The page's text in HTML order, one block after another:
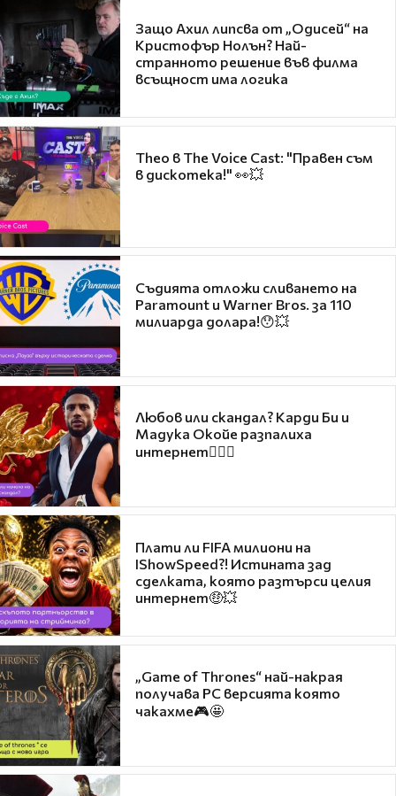
Защо Ахил липсва от „Одисей“ на
Кристофър Нолън? Най-
странното решение във филма
всъщност има логика
Theo в The Voice Cast: "Правен съм
в дискотека!" 👀💥
Съдията отложи сливането на
Paramount и Warner Bros. за 110
милиарда долара!😯💥
Любов или скандал? Карди Би и
Мадука Окойе разпалиха
интернет❤️‍🔥🔥
Плати ли FIFA милиони на
IShowSpeed?! Истината зад
сделката, която разтърси целия
интернет🤑💥
„Game of Thrones“ най-накрая
получава PC версията която
чакахме🎮🤩